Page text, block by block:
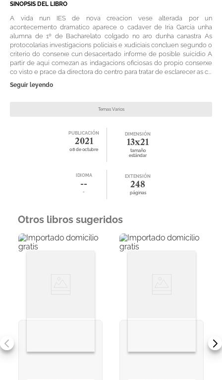
SINOPSIS DEL LIBRO
A vida nun IES de nova creacion vese alterada por un
acontecemento dramatico aparece o cadaver de Iria Garcia unha
alumna de 1º de Bacharelato colgado no aro dunha canastra As
protocolarias investigacions policiais e xudiciais concluen segundo o
criterio do conserxe cun desacertado informe de posible suicidio A
partir de aqui comezan as indagacions oficiosas do propio conserxe
co visto e prace da directora do centro para tratar de esclarecer as c...
Seguir leyendo
Temas Varios
PUBLICACIÓN
2021
08 de octubre
DIMENSIÓN
13x21
tamaño
estándar
IDIOMA
--
-
EXTENSIÓN
248
páginas
Otros libros sugeridos